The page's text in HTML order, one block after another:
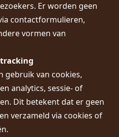
Er worden geen
contactformulieren,
vormen van
gebruik van cookies,
analytics, sessie- of
Dit betekent dat er geen
verzameld via cookies of